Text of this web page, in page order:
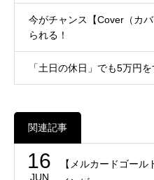
今がチャンス【Cover（カ
られる！
「土日の休日」でも5万円
関連記事
16
JUN
【メルカードゴール